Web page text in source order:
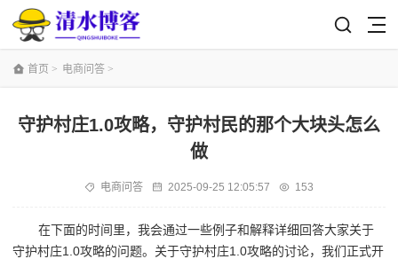
首页 > 电商问答 >
守护村庄1.0攻略，守护村民的那个大块头怎么
做
电商问答 2025-09-25 12:05:57 153
在下面的时间里，我会通过一些例子和解释详细回答大家关于
守护村庄1.0攻略的问题。关于守护村庄1.0攻略的讨论，我们正式开